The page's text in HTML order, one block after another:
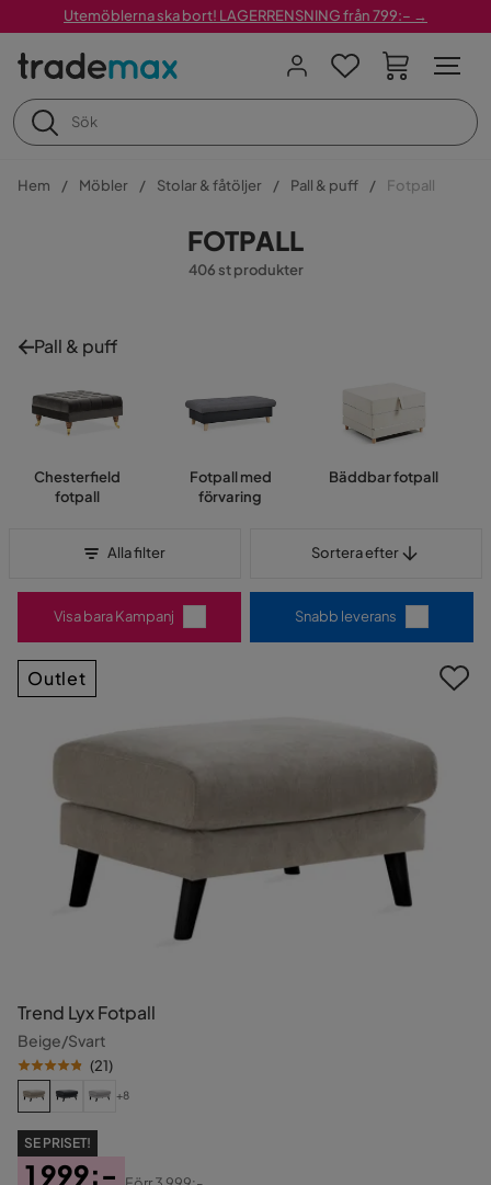
Utemöblerna ska bort! LAGERRENSNING från 799:– →
Hem Möbler Stolar & fåtöljer Pall & puff Fotpall
FOTPALL
406 st produkter
Pall & puff
Chesterfield
fotpall
Fotpall med
förvaring
Bäddbar fotpall
Alla filter Sortera efter
Visa bara Kampanj Snabb leverans
Trend Lyx Fotpall
Beige/Svart
(21)
+8
SE PRISET!
1 999:-
Outlet